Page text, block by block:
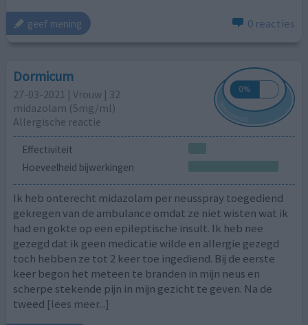
geef mening 0 reacties
Dormicum
27-03-2021 | Vrouw | 32
midazolam (5mg/ml)
Allergische reactie
Effectiviteit
Hoeveelheid bijwerkingen
Ik heb onterecht midazolam per neusspray toegediend
gekregen van de ambulance omdat ze niet wisten wat ik
had en gokte op een epileptische insult. Ik heb nee
gezegd dat ik geen medicatie wilde en allergie gezegd
toch hebben ze tot 2 keer toe ingediend. Bij de eerste
keer begon het meteen te branden in mijn neus en
scherpe stekende pijn in mijn gezicht te geven. Na de
tweed [lees meer...]